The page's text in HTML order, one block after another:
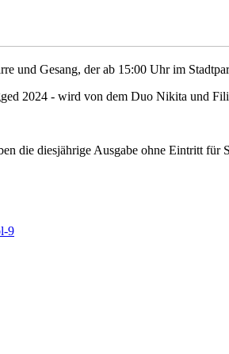
und Gesang, der ab 15:00 Uhr im
2024 - wird von dem Duo Nikita und
die diesjährige Ausgabe ohne Eintritt für
9